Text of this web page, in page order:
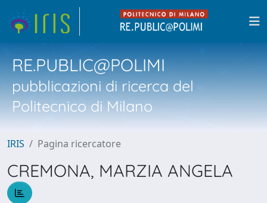
RE.PUBLIC@POLIMI
pubblicazioni di ricerca del
Politecnico di Milano
IRIS Pagina ricercatore
CREMONA, MARZIA ANGELA